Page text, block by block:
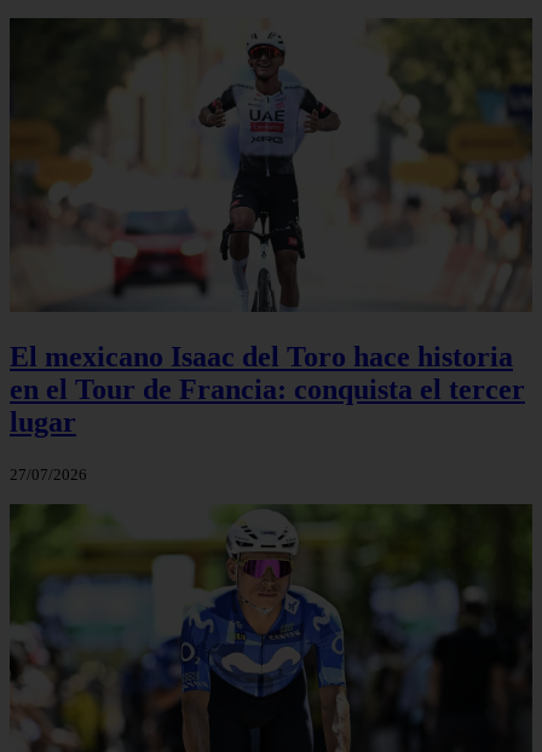
El mexicano Isaac del Toro hace historia
en el Tour de Francia: conquista el tercer
lugar
27/07/2026